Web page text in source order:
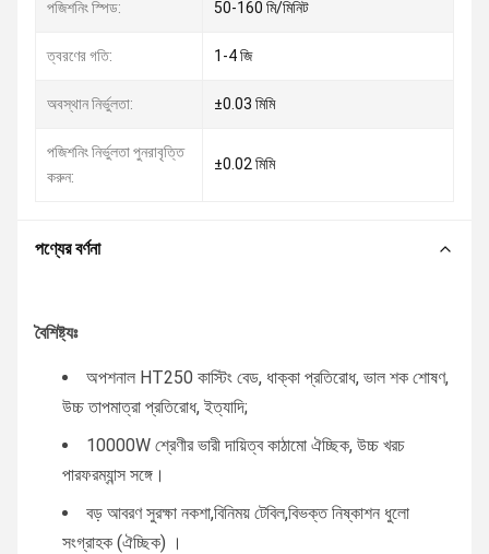
পজিশনিং স্পিড: 50-160 মি/মিনিট
ত্বরণের গতি: 1-4 জি
অবস্থান নির্ভুলতা: ±0.03 মিমি
পজিশনিং নির্ভুলতা পুনরাবৃত্তি
করুন:
±0.02 মিমি
পণ্যের বর্ণনা
বৈশিষ্ট্যঃ
অপশনাল HT250 কাস্টিং বেড, ধাক্কা প্রতিরোধ, ভাল শক শোষণ,
উচ্চ তাপমাত্রা প্রতিরোধ, ইত্যাদি;
10000W শ্রেণীর ভারী দায়িত্ব কাঠামো ঐচ্ছিক, উচ্চ খরচ
পারফরম্যান্স সঙ্গে।
বড় আবরণ সুরক্ষা নকশা,বিনিময় টেবিল,বিভক্ত নিষ্কাশন ধুলো
সংগ্রাহক (ঐচ্ছিক) ।